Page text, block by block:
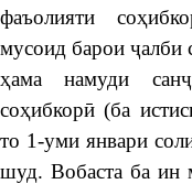
фаъолияти
мусоид барои ҷалби
ҳама намуди
соҳибкорӣ (ба
то 1-уми январи
шуд. Вобаста ба ин